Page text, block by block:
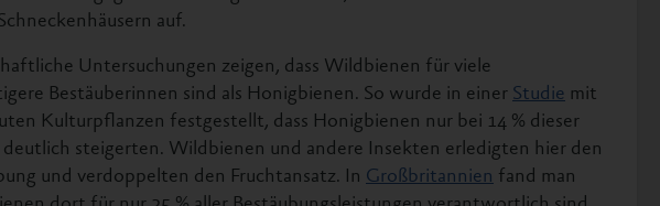
auf.
Untersuchungen zeigen, dass Wildbienen für viele
Bestäuberinnen sind als Honigbienen. So wurde in einer Studie
mit
Kulturpflanzen festgestellt, dass Honigbienen nur bei 14 % dieser
steigerten. Wildbienen und andere Insekten erledigten hier den
und verdoppelten den Fruchtansatz. In
Großbritannien
fand man
dort für nur 25 % aller Bestäubungsleistungen verantwortlich sind.